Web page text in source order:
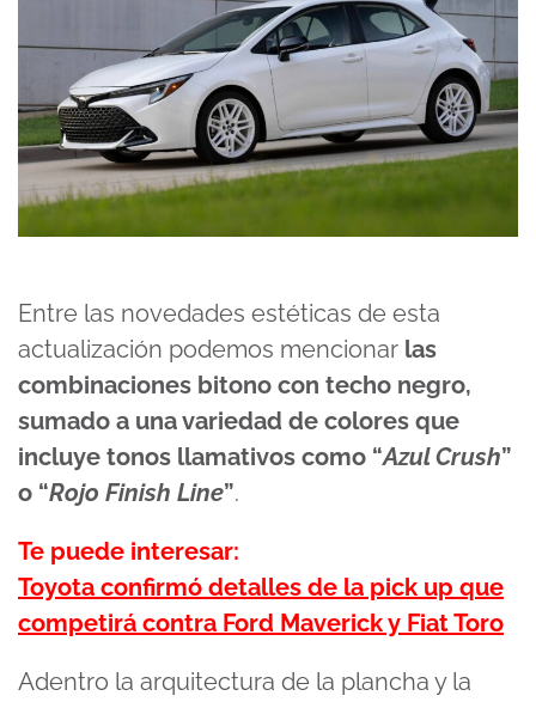
Entre las novedades estéticas de esta
actualización podemos mencionar las
combinaciones bitono con techo negro,
sumado a una variedad de colores que
incluye tonos llamativos como “Azul Crush”
o “Rojo Finish Line”.
Te puede interesar:
Toyota confirmó detalles de la pick up que
competirá contra Ford Maverick y Fiat Toro
Adentro la arquitectura de la plancha y la